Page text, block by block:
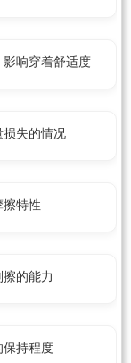
响穿着舒适度
失的情况
特性
的能力
持程度